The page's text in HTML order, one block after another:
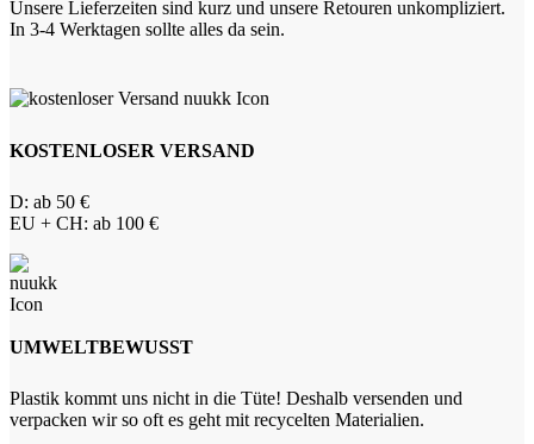
Unsere Lieferzeiten sind kurz und unsere Retouren unkompliziert.
In 3-4 Werktagen sollte alles da sein.
KOSTENLOSER VERSAND
D: ab 50 €
EU + CH: ab 100 €
UMWELTBEWUSST
Plastik kommt uns nicht in die Tüte! Deshalb versenden und
verpacken wir so oft es geht mit recycelten Materialien.